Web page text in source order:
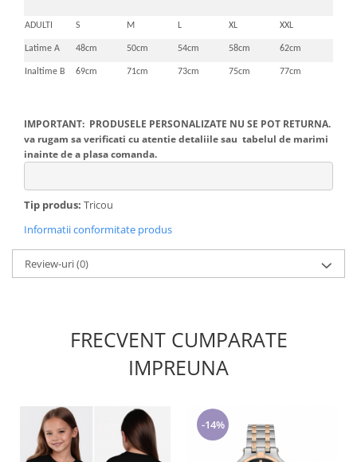
ADULTI S M L XL XXL
Latime A 48cm 50cm 54cm 58cm 62cm
Inaltime B 69cm 71cm 73cm 75cm 77cm
IMPORTANT: PRODUSELE PERSONALIZATE NU SE POT RETURNA.
va rugam sa verificati cu atentie detaliile sau tabelul de marimi
inainte de a plasa comanda.
Tip produs: Tricou
Informatii conformitate produs
Review-uri(0)
FRECVENT CUMPARATE
IMPREUNA
-14%